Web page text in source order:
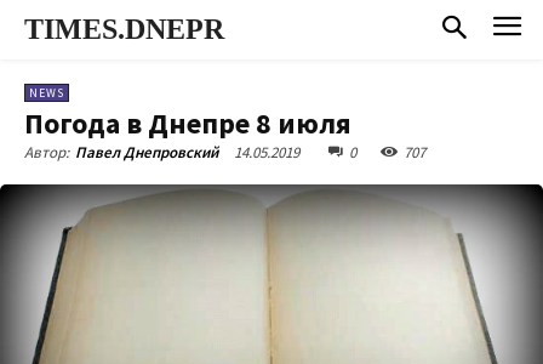
TIMES.DNEPR
NEWS
Погода в Днепре 8 июля
Автор: Павел Днепровский 14.05.2019 0 707